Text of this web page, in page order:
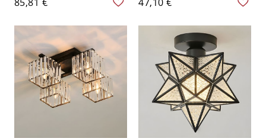
Tambour en Cristal - Or
110 V-120 V 30,48 cm
Cristal Clair avec Cage
Sphérique - Noir 110 V-